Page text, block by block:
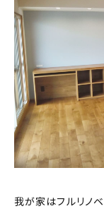
我が家はフルリノ